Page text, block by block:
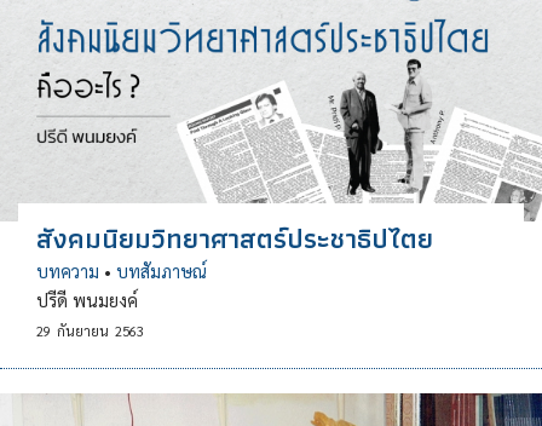
สังคมนิยมวิทยาศาสตร์ประชาธิปไตย
บทความ • บทสัมภาษณ์
ปรีดี พนมยงค์
29 กันยายน 2563